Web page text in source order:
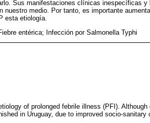
Sus manifestaciones clínicas inespecíficas
nuestro medio. Por tanto, es importante
esta etiología.
entérica; Infección por Salmonella Typhi
of prolonged febrile illness (PFI).
in Uruguay, due to improved socio-sanitary